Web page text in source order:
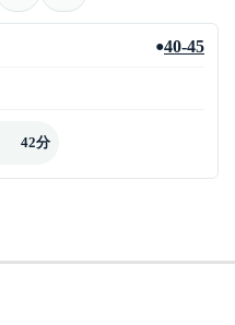
●40-45
42分